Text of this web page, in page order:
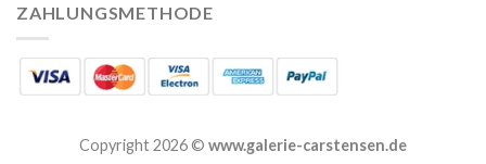
ZAHLUNGSMETHODE
Copyright 2026 © www.galerie-carstensen.de